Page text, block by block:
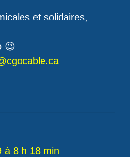
et solidaires,
😉
à 8 h 18 min